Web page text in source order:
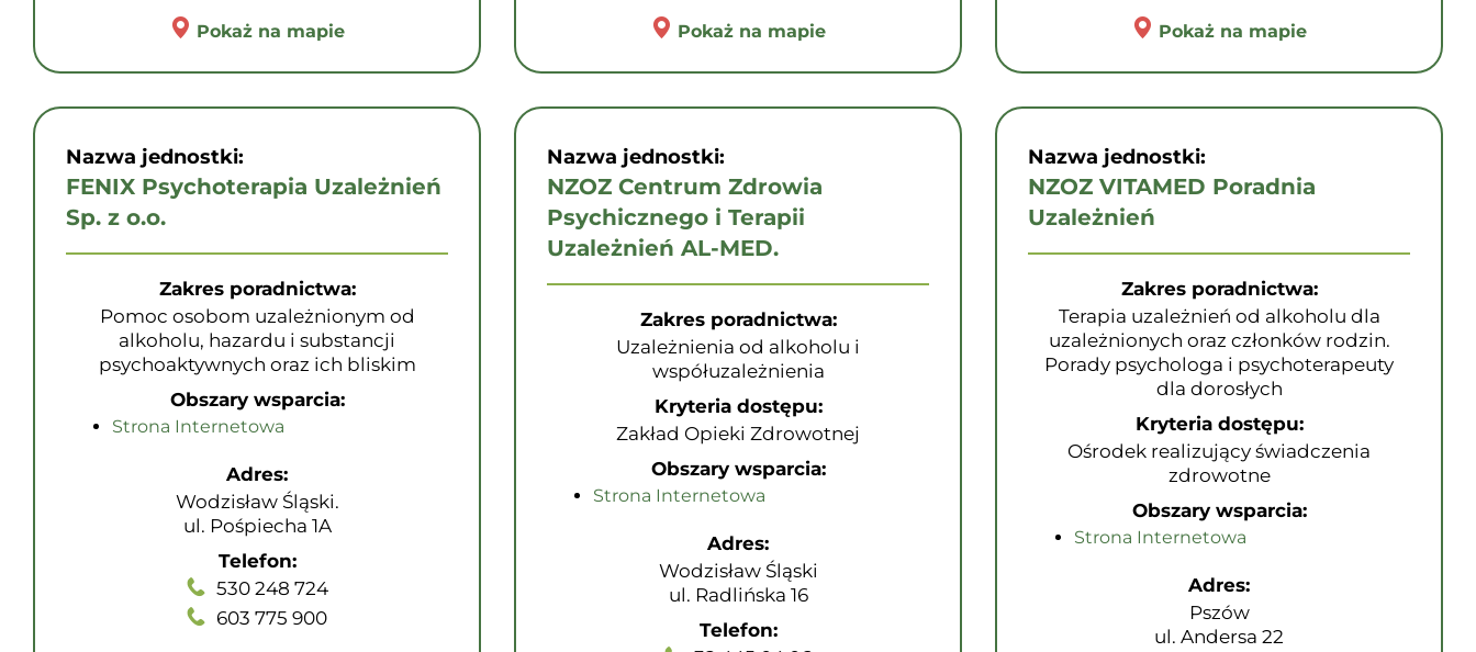
Pokaż na mapie Pokaż na mapie Pokaż na mapie
Nazwa jednostki:
FENIX Psychoterapia Uzależnień
Sp. z o.o.
Zakres poradnictwa:
Pomoc osobom uzależnionym od
alkoholu, hazardu i substancji
psychoaktywnych oraz ich bliskim
Obszary wsparcia:
Strona Internetowa
Adres:
Wodzisław Śląski.
ul. Pośpiecha 1A
Telefon:
530 248 724
603 775 900
Nazwa jednostki:
NZOZ Centrum Zdrowia
Psychicznego i Terapii
Uzależnień AL-MED.
Zakres poradnictwa:
Uzależnienia od alkoholu i
współuzależnienia
Kryteria dostępu:
Zakład Opieki Zdrowotnej
Obszary wsparcia:
Strona Internetowa
Adres:
Wodzisław Śląski
ul. Radlińska 16
Telefon:
Nazwa jednostki:
NZOZ VITAMED Poradnia
Uzależnień
Zakres poradnictwa:
Terapia uzależnień od alkoholu dla
uzależnionych oraz członków rodzin.
Porady psychologa i psychoterapeuty
dla dorosłych
Kryteria dostępu:
Ośrodek realizujący świadczenia
zdrowotne
Obszary wsparcia:
Strona Internetowa
Adres:
Pszów
ul. Andersa 22